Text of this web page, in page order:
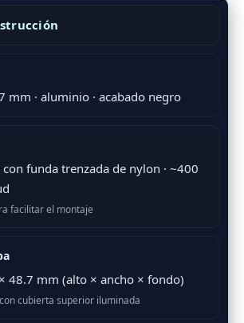
mm · aluminio · acabado negro
funda trenzada de nylon · ~400
facilitar el montaje
48.7 mm (alto × ancho × fondo)
cubierta superior iluminada